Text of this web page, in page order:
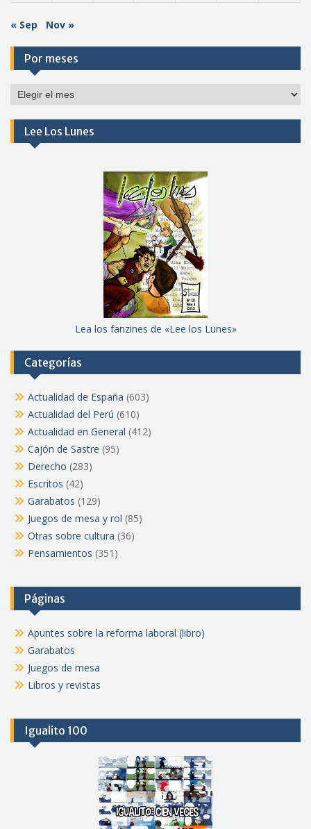
« Sep Nov »
Por meses
Por
Lee Los Lunes
Lea los fanzines de «Lee los Lunes»
Categorías
Actualidad de España (603)
Actualidad del Perú (610)
Actualidad en General (412)
Cajón de Sastre (95)
Derecho (283)
Escritos (42)
Garabatos (129)
Juegos de mesa y rol (85)
Otras sobre cultura (36)
Pensamientos (351)
Páginas
Apuntes sobre la reforma laboral (libro)
Garabatos
Juegos de mesa
Libros y revistas
Igualito 100